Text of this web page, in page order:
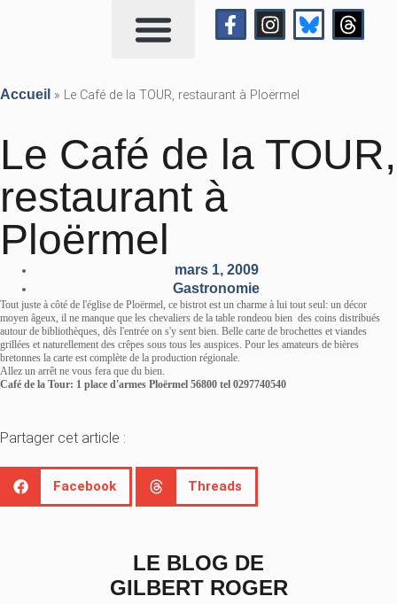
Accueil » Le Café de la TOUR, restaurant à Ploërmel
Le Café de la TOUR,
restaurant à
Ploërmel
mars 1, 2009
Gastronomie
Tout juste à côté de l'église de Ploërmel, ce bistrot est un charme à lui tout seul: un décor
moyen âgeux, il ne manque que les chevaliers de la table rondeou bien des coins distribués
autour de bibliothèques, dès l'entrée on s'y sent bien. Belle carte de brochettes et viandes
grillées et naturellement des crêpes sous tous les auspices. Pour les amateurs de bières
bretonnes la carte est complète de la production régionale.
Allez un arrêt ne vous fera que du bien.
Café de la Tour: 1 place d'armes Ploërmel 56800 tel 0297740540
Partager cet article :
Facebook Threads
LE BLOG DE
GILBERT ROGER